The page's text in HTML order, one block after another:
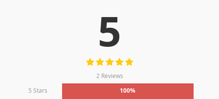
5
2 Reviews
5 Stars
100%